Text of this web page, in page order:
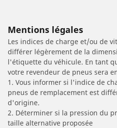
Mentions légales
Les indices de charge et/ou de
différer légèrement de la
l'étiquette du véhicule. En tant
votre revendeur de pneus sera
1. Vous informer si l'indice de
pneus de remplacement est
d'origine.
2. Déterminer si la pression du
taille alternative proposée